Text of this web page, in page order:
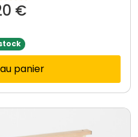
5.00
5 €
panier